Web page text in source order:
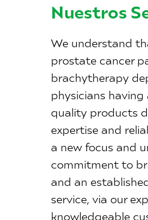
Nuestros
We understand
prostate cancer
brachytherapy
physicians
quality products
expertise and
a new focus and
commitment to
and an
service, via our
knowledgeable